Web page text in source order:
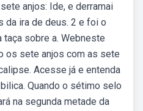
anjos: Ide, e derramai
da ira de deus. 2 e foi o
taça sobre a. Webneste
os sete anjos com as sete
Acesse já e entenda
Quando o sétimo selo
na segunda metade da